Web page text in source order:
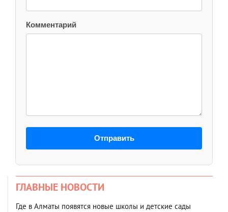
Комментарий
Отправить
ГЛАВНЫЕ НОВОСТИ
Где в Алматы появятся новые школы и детские сады